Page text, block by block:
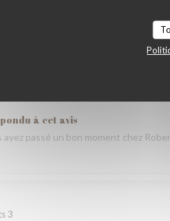
soirée dans votre restaurant lors
de saveurs. Tout ce que nous
long du repas. Nous nous
expérience encore plus
Nous recommandons
voyage.
à cet avis
ayez passé un bon moment chez
3